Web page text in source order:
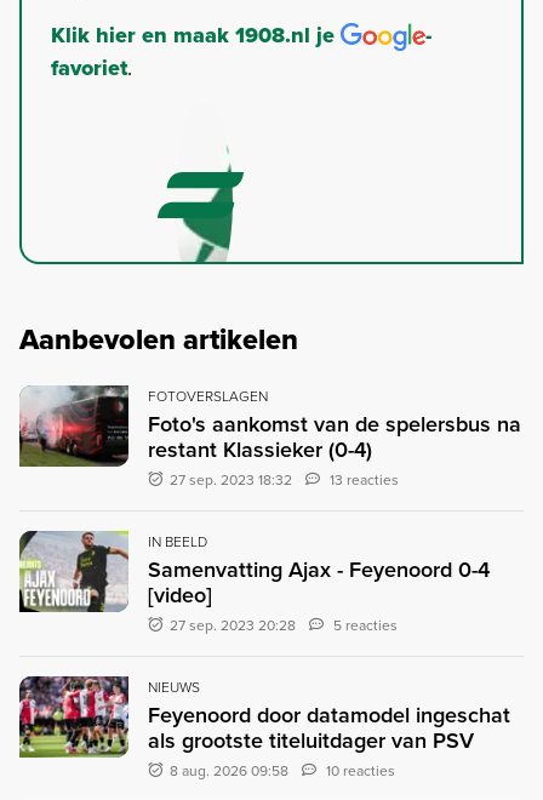
Klik hier en maak 1908.nl je
-
favoriet.
Aanbevolen artikelen
FOTOVERSLAGEN
Foto's aankomst van de spelersbus na
restant Klassieker (0-4)
27 sep. 2023 18:32 13 reacties
IN BEELD
Samenvatting Ajax - Feyenoord 0-4
[video]
27 sep. 2023 20:28 5 reacties
NIEUWS
Feyenoord door datamodel ingeschat
als grootste titeluitdager van PSV
8 aug. 2026 09:58 10 reacties